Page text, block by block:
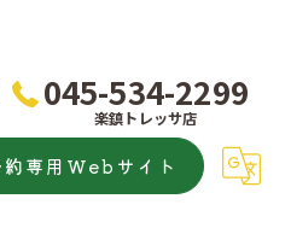
045-534-2299
楽鎮トレッサ店
専用Webサイト